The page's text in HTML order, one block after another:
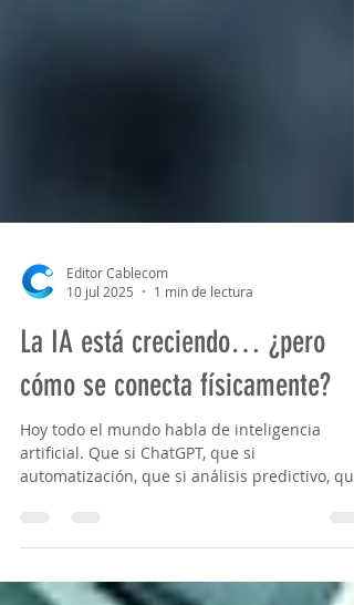
Editor Cablecom
10 jul 2025
1 min de lectura
La IA está creciendo… ¿pero
cómo se conecta físicamente?
Hoy todo el mundo habla de inteligencia
si el futuro…...